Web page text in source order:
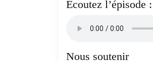
Écoutez l’épisode :
Nous soutenir